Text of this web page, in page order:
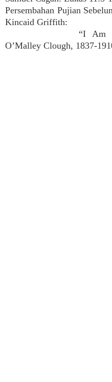
Persembahan Pujian
Kincaid Griffith:
“I Am
O’Malley Clough, 1837-